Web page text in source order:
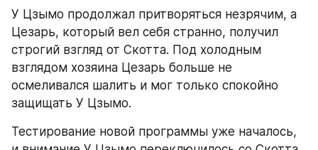
У Цзымо продолжал притворяться незрячим, а
Цезарь, который вел себя странно, получил
строгий взгляд от Скотта. Под холодным
взглядом хозяина Цезарь больше не
осмеливался шалить и мог только спокойно
защищать У Цзымо.
Тестирование новой программы уже началось,